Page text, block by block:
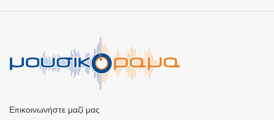
Επικοινωνήστε μαζί μας